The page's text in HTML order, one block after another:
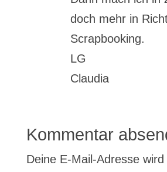
doch mehr in
Scrapbooking.
LG
Claudia
Kommentar
Deine E-Mail-Adresse